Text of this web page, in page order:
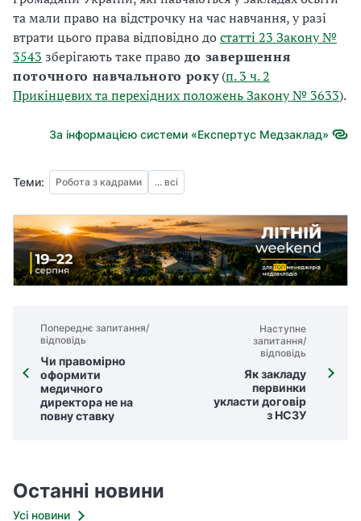
та мали право на відстрочку на час навчання, у разі
втрати цього права відповідно достатті 23 Закону №
3543 зберігають таке право до завершення
поточного навчального року(п. 3 ч. 2
Прикінцевих та перехідних положень Закону № 3633).
За інформацією системи «Експертус Медзаклад»
Теми: Робота з кадрами ... всі
Попереднє запитання/
відповідь
Чи правомірно
оформити
медичного
директора не на
повну ставку
Наступне
запитання/
відповідь
Як закладу
первинки
укласти договір
з НСЗУ
Останні новини
Усі новини